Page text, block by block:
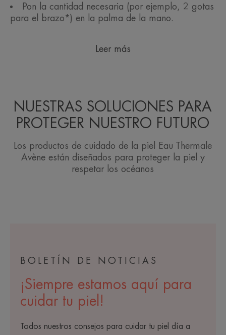
Pon la cantidad necesaria (por ejemplo, 2 gotas
para el brazo*) en la palma de la mano.
Leer más
NUESTRAS SOLUCIONES PARA
PROTEGER NUESTRO FUTURO
Los productos de cuidado de la piel Eau Thermale
Avène están diseñados para proteger la piel y
respetar los océanos
BOLETÍN DE NOTICIAS
¡Siempre estamos aquí para
cuidar tu piel!
Todos nuestros consejos para cuidar tu piel día a